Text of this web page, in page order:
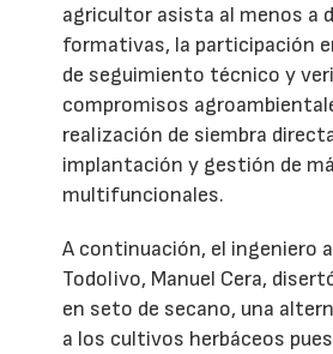
agricultor asista al menos a
formativas, la participación
de seguimiento técnico y
compromisos
realización de siembra
implantación y gestión de
multifuncionales.
A continuación, el ingeniero
Todolivo, Manuel Cera,
en seto de secano, una
a los cultivos herbáceos